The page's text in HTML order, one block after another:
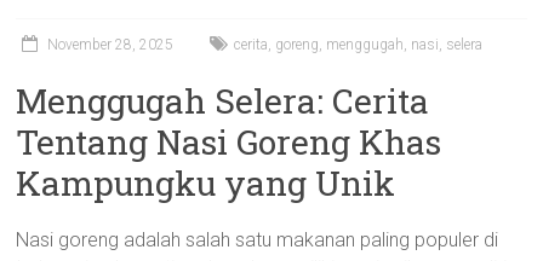
November 28, 2025 cerita, goreng, menggugah, nasi, selera
Menggugah Selera: Cerita
Tentang Nasi Goreng Khas
Kampungku yang Unik
Nasi goreng adalah salah satu makanan paling populer di